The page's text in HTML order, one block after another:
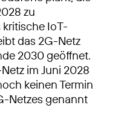
zu
IoT-
das 2G-Netz
2030 geöffnet.
im Juni 2028
keinen Termin
Netzes genannt